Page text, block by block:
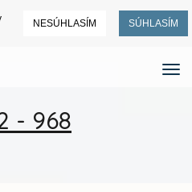
NESÚHLASÍM SÚHLASÍM
- 968